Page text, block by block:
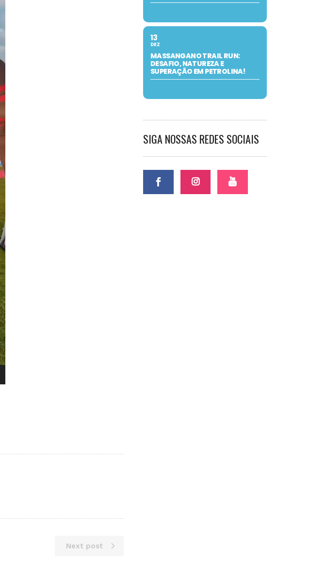
Next post
13
DEZ
MASSANGANO TRAIL RUN:
DESAFIO, NATUREZA E
SUPERAÇÃO EM PETROLINA!
SIGA NOSSAS REDES SOCIAIS